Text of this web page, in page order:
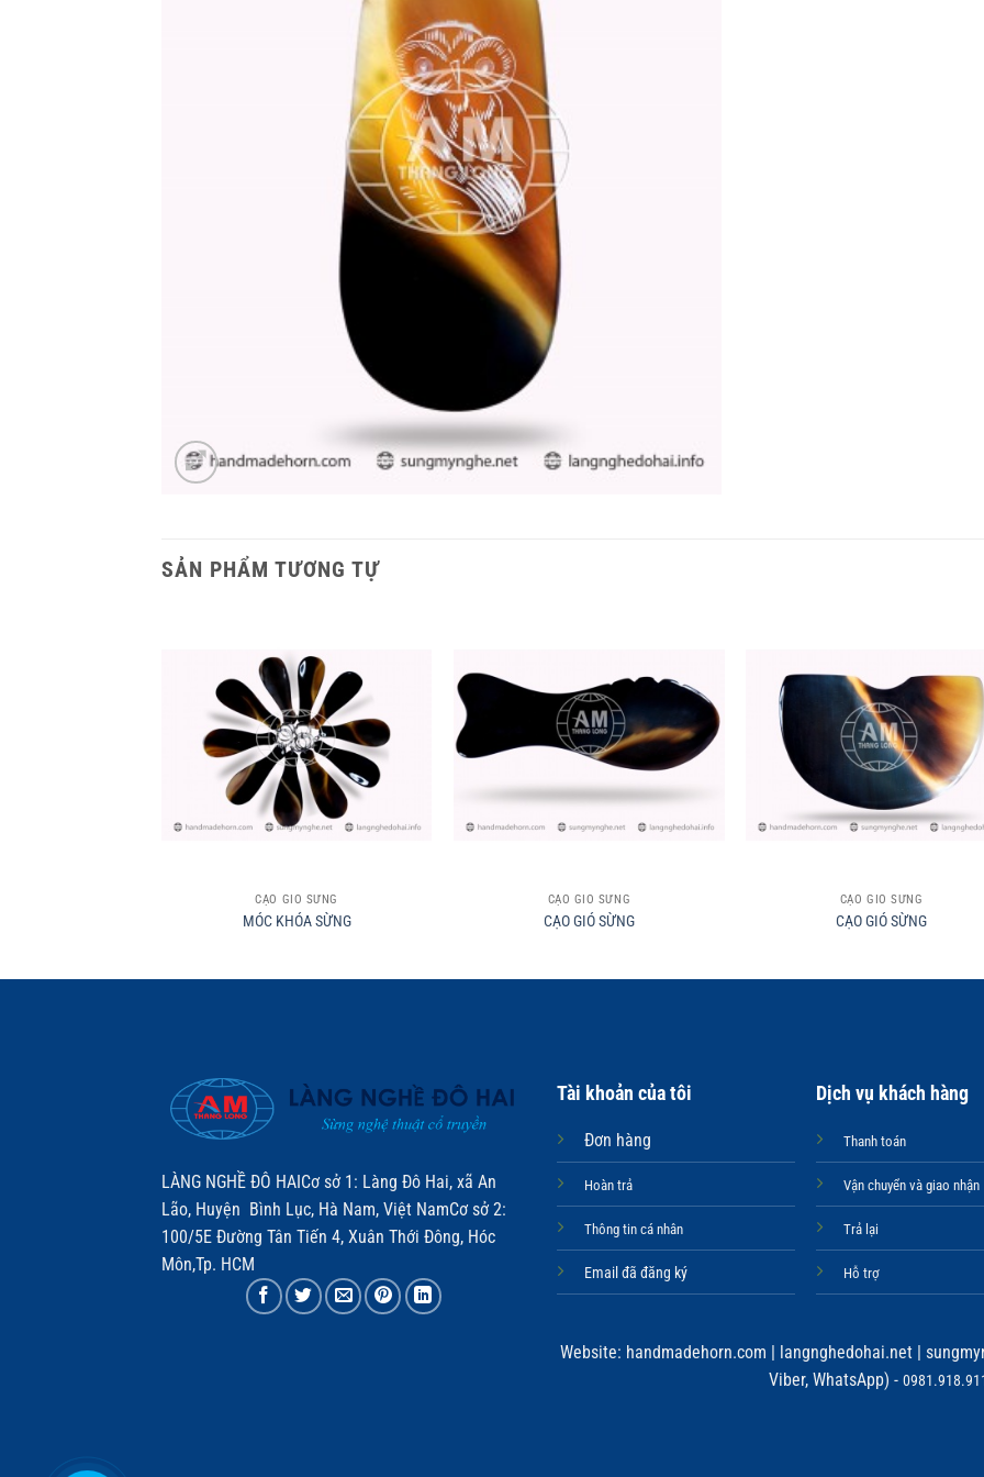
SẢN PHẨM TƯƠNG TỰ
CẠO GIÓ SỪNG
MÓC KHÓA SỪNG
CẠO GIÓ SỪNG
CẠO GIÓ SỪNG
CẠO GIÓ SỪNG
CẠO GIÓ SỪNG
LÀNG NGHỀ ĐÔ HAICơ sở 1: Làng Đô Hai, xã An
Lão, Huyện Bình Lục, Hà Nam, Việt NamCơ sở 2:
100/5E Đường Tân Tiến 4, Xuân Thới Đông, Hóc
Môn,Tp. HCM
Tài khoản của tôi
Đơn hàng
Hoàn trả
Thông tin cá nhân
Email đã đăng ký
Dịch vụ khách hàng
Thanh toán
Vận chuyển và giao nhận
Trả lại
Hỗ trợ
Website: handmadehorn.com | langnghedohai.net |
Viber, WhatsApp) -